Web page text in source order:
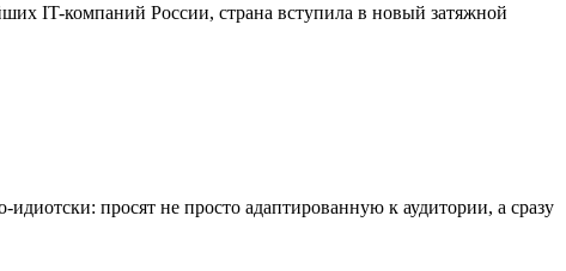
IT-компаний России, страна вступила в новый затяжной
просят не просто адаптированную к аудитории, а сразу